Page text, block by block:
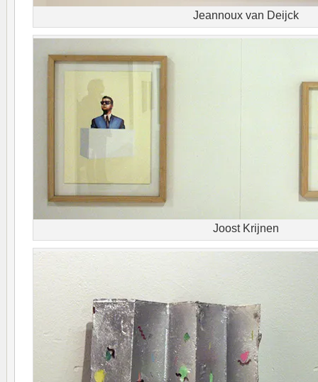
Jeannoux van Deijck
Joost Krijnen